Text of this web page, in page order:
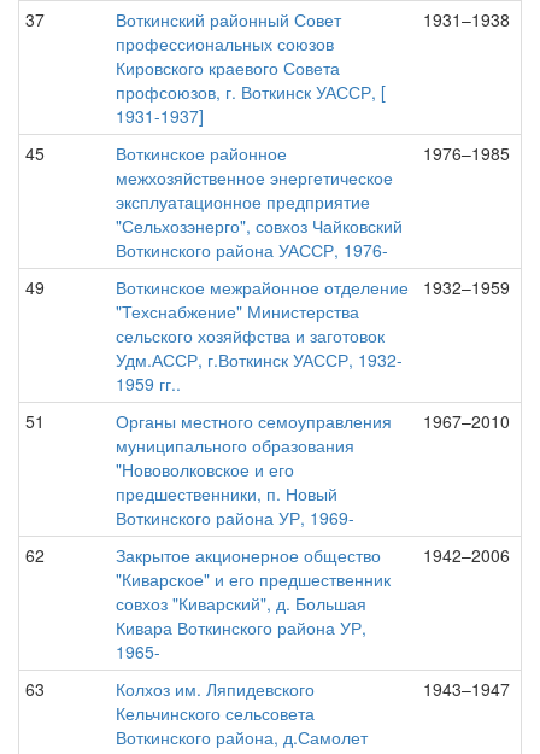
37
Воткинский районный Совет
профессиональных союзов
Кировского краевого Совета
профсоюзов, г. Воткинск УАССР, [
1931-1937]
1931–1938
45
Воткинское районное
межхозяйственное энергетическое
эксплуатационное предприятие
"Сельхозэнерго", совхоз Чайковский
Воткинского района УАССР, 1976-
1976–1985
49
Воткинское межрайонное отделение
"Техснабжение" Министерства
сельского хозяйфства и заготовок
Удм.АССР, г.Воткинск УАССР, 1932-
1959 гг..
1932–1959
51
Органы местного семоуправления
муниципального образования
"Нововолковское и его
предшественники, п. Новый
Воткинского района УР, 1969-
1967–2010
62
Закрытое акционерное общество
"Киварское" и его предшественник
совхоз "Киварский", д. Большая
Кивара Воткинского района УР,
1965-
1942–2006
63
Колхоз им. Ляпидевского
Кельчинского сельсовета
Воткинского района, д.Самолет
1943–1947